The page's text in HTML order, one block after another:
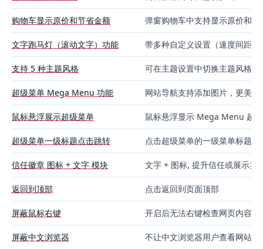
购物车显示原价和节省金额 弹窗购物车中支持显示原价和
文字跑马灯（滚动文字）功能 带多种自定义设置（速度间距背
支持 5 种主题风格 可在主题设置中切换主题风格
超级菜单 Mega Menu 功能 网站导航支持添加图片，更美观
鼠标悬浮展示超级菜单 鼠标悬浮显示 Mega Menu 超
超级菜单一级标题点击跳转 点击超级菜单的一级菜单标题
信任徽章 图标 + 文字 模块 文字 + 图标, 提升信任或展示卖
返回到顶部 点击返回到页面顶部
屏蔽鼠标右键 开启后无法右键检查网页内容,
屏蔽中文浏览器 不让中文浏览器用户查看网站